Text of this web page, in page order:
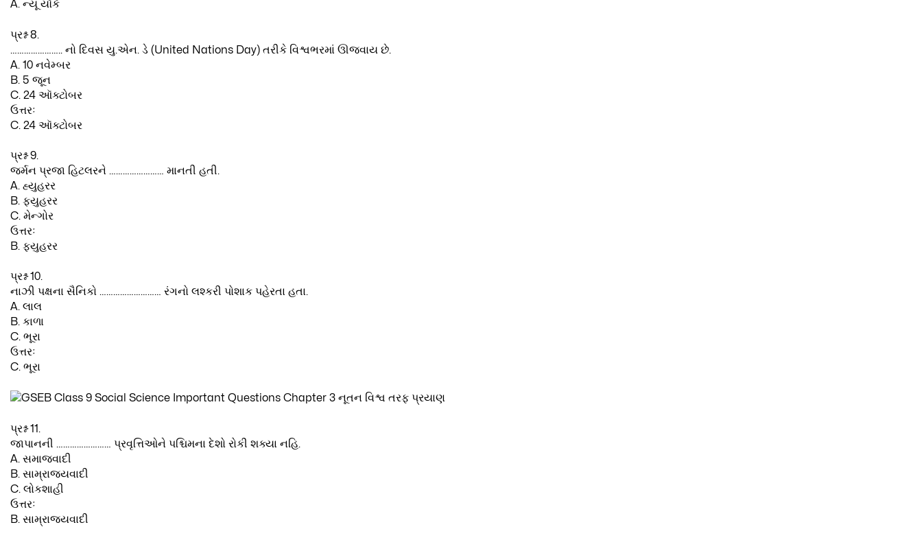
A. ન્યૂ યૉર્ક
પ્રશ્ન 8.
………………….. નો દિવસ યુ.એન. ડે (United Nations Day) તરીકે વિશ્વભરમાં ઊજવાય છે.
A. 10 નવેમ્બર
B. 5 જૂન
C. 24 ઑક્ટોબર
ઉત્તરઃ
C. 24 ઑક્ટોબર
પ્રશ્ન 9.
જર્મન પ્રજા હિટલરને …………………… માનતી હતી.
A. હ્યુહરર
B. ફ્યુહરર
C. મેન્ગોર
ઉત્તરઃ
B. ફ્યુહરર
પ્રશ્ન 10.
નાઝી પક્ષના સૈનિકો ……………………… રંગનો લશ્કરી પોશાક પહેરતા હતા.
A. લાલ
B. કાળા
C. ભૂરા
ઉત્તરઃ
C. ભૂરા
પ્રશ્ન 11.
જાપાનની …………………… પ્રવૃત્તિઓને પશ્ચિમના દેશો રોકી શક્યા નહિ.
A. સમાજવાદી
B. સામ્રાજ્યવાદી
C. લોકશાહી
ઉત્તરઃ
B. સામ્રાજ્યવાદી